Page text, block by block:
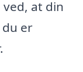
at din
er